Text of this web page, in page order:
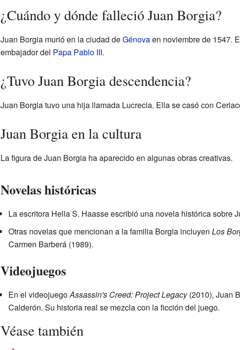
¿Cuándo y dónde falleció Juan Borgia?
Juan Borgia murió en la ciudad deGénovaen noviembre de 1547.
embajador del Papa Pablo III.
¿Tuvo Juan Borgia descendencia?
Juan Borgia tuvo una hija llamada Lucrecia. Ella se casó con
Juan Borgia en la cultura
La figura de Juan Borgia ha aparecido en algunas obras creativas.
Novelas históricas
La escritora Hella S. Haasse escribió una novela histórica sobre
Otras novelas que mencionan a la familia Borgia incluyen Los
Carmen Barberá (1989).
Videojuegos
En el videojuegoAssassin's Creed: Project Legacy(2010), Juan
Calderón. Su historia real se mezcla con la ficción del juego.
Véase también